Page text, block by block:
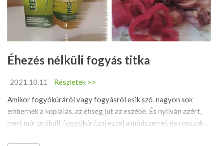
Éhezés nélküli fogyás titka
2021.10.11
Részletek >>
Amikor fogyókúráról vagy fogyásról esik szó, nagyon sok
embernek a koplalás, az éhség jut az eszébe. És nyilván azért,
mert már próbált fogyókúrázni ezzel a módszerrel, és rosszak ...